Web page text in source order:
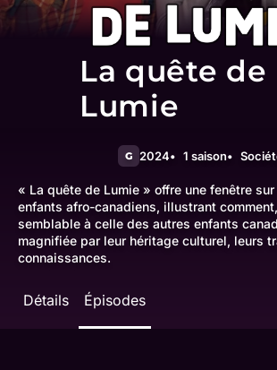
La quête de
Lumie
G 2024 1 saison
« La quête de Lumie » offre une fenêtre
enfants afro-canadiens, illustrant
semblable à celle des autres enfants
magnifiée par leur héritage culturel, leurs
connaissances.
Détails Épisodes